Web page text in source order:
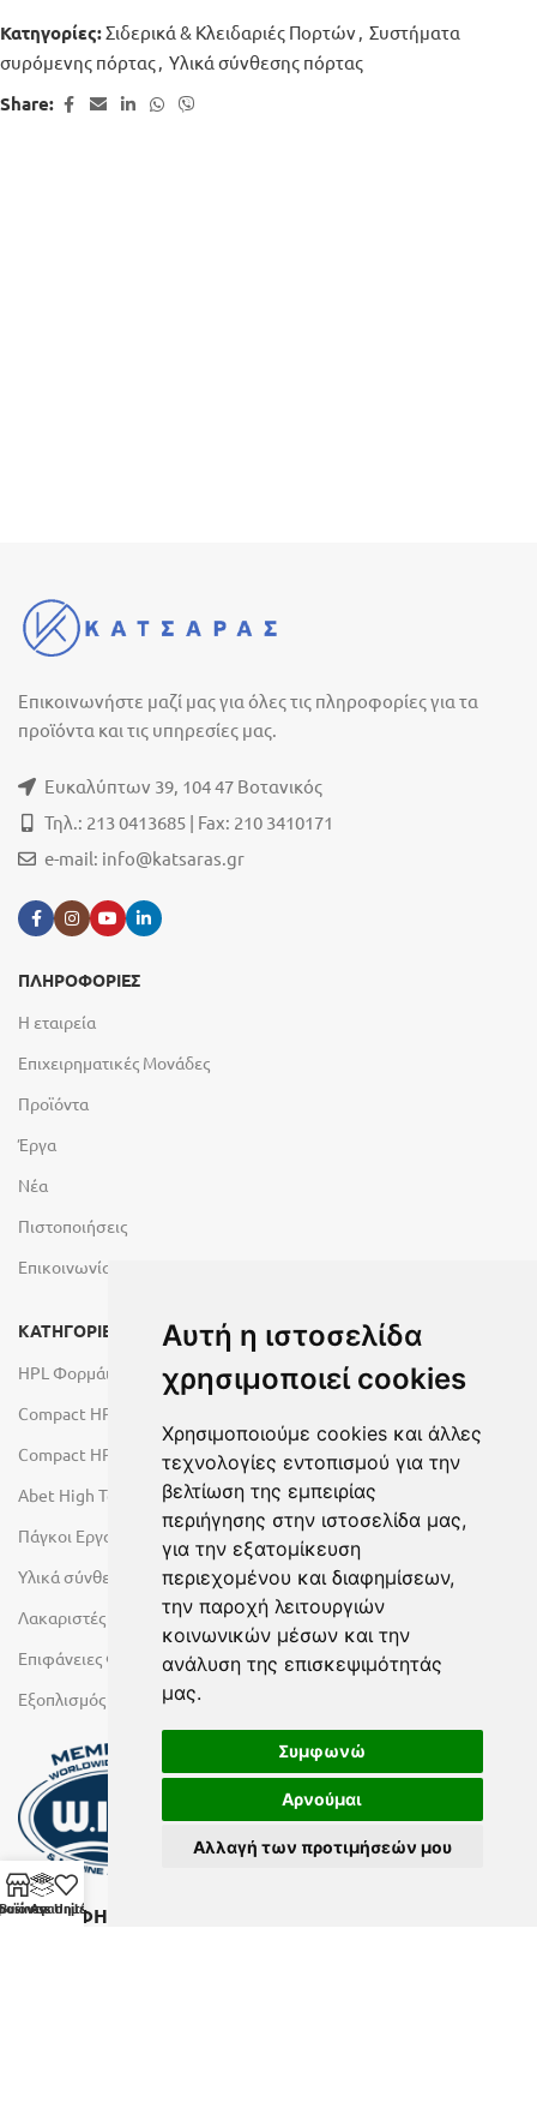
Αυτή η ιστοσελίδα
χρησιμοποιεί cookies
Χρησιμοποιούμε cookies και άλλες
τεχνολογίες εντοπισμού για την
βελτίωση της εμπειρίας
περιήγησης στην ιστοσελίδα μας,
για την εξατομίκευση
περιεχομένου και διαφημίσεων,
την παροχή λειτουργιών
κοινωνικών μέσων και την
ανάλυση της επισκεψιμότητάς
μας.
Συμφωνώ
Αρνούμαι
Αλλαγή των προτιμήσεών μου
Κατηγορίες:Σιδερικά & Κλειδαριές Πορτών, Συστήματα
συρόμενης πόρτας, Υλικά σύνθεσης πόρτας
Share:
Επικοινωνήστε μαζί μας για όλες τις πληροφορίες για τα
προϊόντα και τις υπηρεσίες μας.
Ευκαλύπτων 39, 104 47 Βοτανικός
Τηλ.: 213 0413685 | Fax: 210 3410171
e-mail: info@katsaras.gr
ΠΛΗΡΟΦΟΡΙΕΣ
Η εταιρεία
Επιχειρηματικές Μονάδες
Προϊόντα
Έργα
Νέα
Πιστοποιήσεις
Επικοινωνία
ΚΑΤΗΓΟΡΙΕΣ
HPL Φορμάικες
Compact HPL Εσωτερικού Χώρου
Compact HPL Εξωτερικού Χώρου
Abet High Tech Solutions
Πάγκοι Εργασίας Duropal
Υλικά σύνθεσης πόρτας
Λακαριστές επιφάνειες Primeboard
Επιφάνειες Φυσικών Πετρωμάτων
Εξοπλισμός Υγρών Χώρων
ΕΓΓΡΑΦΗ ΣΤΟ NEWSLETTER
Units
Αγαπημένα